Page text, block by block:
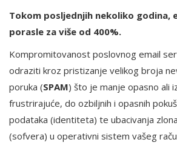
Tokom posljednjih nekoliko godina,
porasle za više od 400%.
Kompromitovanost poslovnog email
odraziti kroz pristizanje velikog broja
poruka (SPAM) što je manje opasno ali
frustrirajuće, do ozbiljnih i opasnih
podataka (identiteta) te ubacivanja
(sofvera) u operativni sistem vašeg